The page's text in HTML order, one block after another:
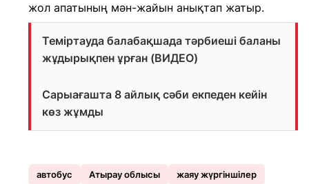
жол апатының мән-жайын анықтап жатыр.
Теміртауда балабақшада тәрбиеші баланы
жұдырықпен ұрған (ВИДЕО)
Сарыағашта 8 айлық сәби екпеден кейін
көз жұмды
автобус Атырау облысы
жаяу жүргіншілер